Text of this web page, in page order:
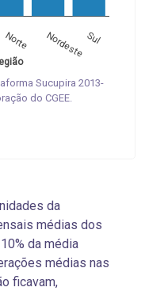
Norte Nordeste Sul
Sucupira 2013-
do CGEE.
da
médias dos
da média
médias nas
ficavam,